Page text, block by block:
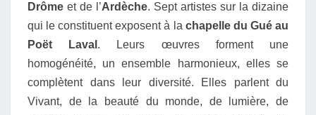
Drôme et de l’Ardèche. Sept artistes sur la dizaine
qui le constituent exposent à la chapelle du Gué au
Poët Laval .
Leurs œuvres forment une
homogénéité, un ensemble harmonieux, elles se
complètent dans leur diversité.
Elles parlent du
Vivant, de la beauté du monde, de lumière, de